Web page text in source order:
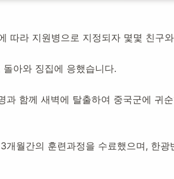
따라 지원병으로 지정되자 몇몇 친구
아와 징집에 응했습니다.
함께 새벽에 탈출하여 중국군에 귀
월간의 훈련과정을 수료했으며, 한